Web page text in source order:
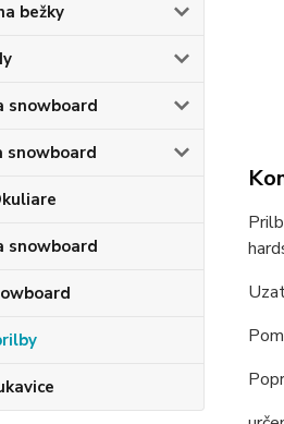
bežky
snowboard
snowboard
snowboard